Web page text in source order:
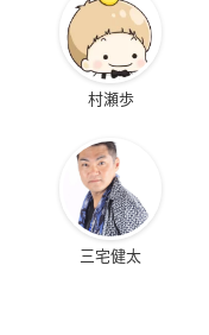
村瀬歩
三宅健太